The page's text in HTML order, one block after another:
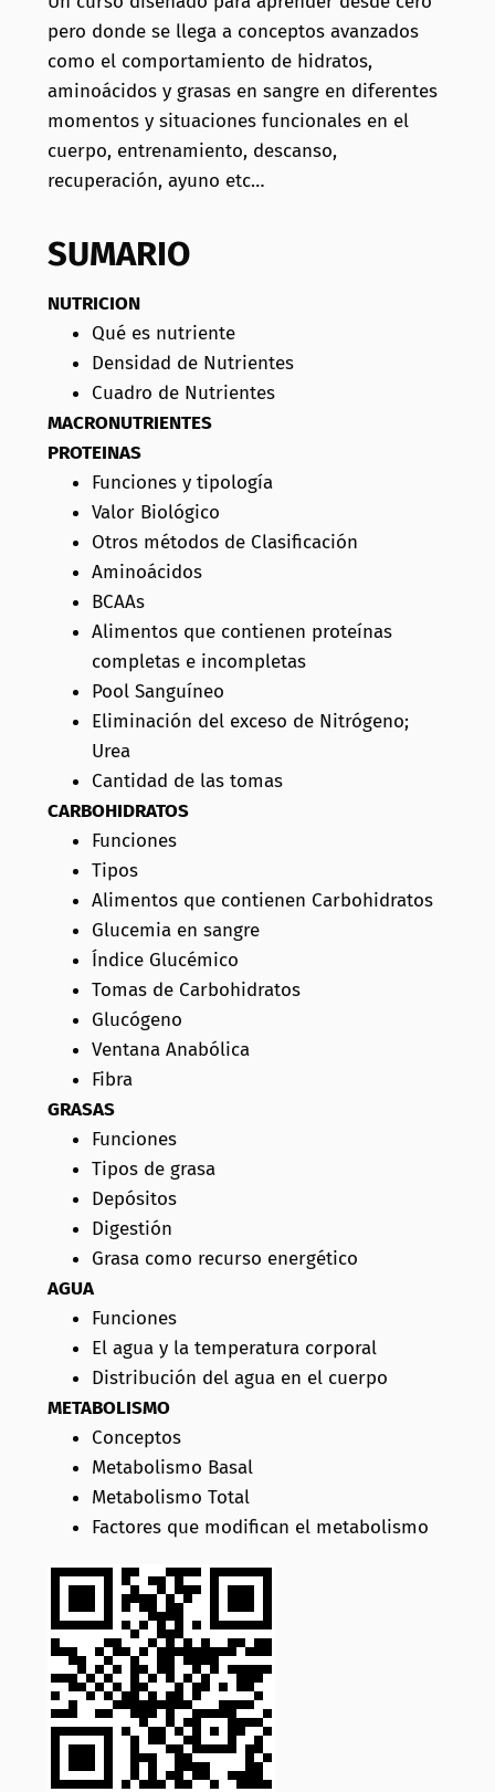
pero donde se llega a conceptos avanzados
como el comportamiento de hidratos,
aminoácidos y grasas en sangre en diferentes
momentos y situaciones funcionales en el
cuerpo, entrenamiento, descanso,
recuperación, ayuno etc…
SUMARIO
NUTRICION
Qué es nutriente
Densidad de Nutrientes
Cuadro de Nutrientes
MACRONUTRIENTES
PROTEINAS
Funciones y tipología
Valor Biológico
Otros métodos de Clasificación
Aminoácidos
BCAAs
Alimentos que contienen proteínas
completas e incompletas
Pool Sanguíneo
Eliminación del exceso de Nitrógeno;
Urea
Cantidad de las tomas
CARBOHIDRATOS
Funciones
Tipos
Alimentos que contienen Carbohidratos
Glucemia en sangre
Índice Glucémico
Tomas de Carbohidratos
Glucógeno
Ventana Anabólica
Fibra
GRASAS
Funciones
Tipos de grasa
Depósitos
Digestión
Grasa como recurso energético
AGUA
Funciones
El agua y la temperatura corporal
Distribución del agua en el cuerpo
METABOLISMO
Conceptos
Metabolismo Basal
Metabolismo Total
Factores que modifican el metabolismo